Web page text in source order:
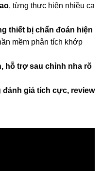
, từng thực hiện nhiều ca
thiết bị chẩn đoán hiện
mềm phân tích khớp
hỗ trợ sau chỉnh nha rõ
giá tích cực, review